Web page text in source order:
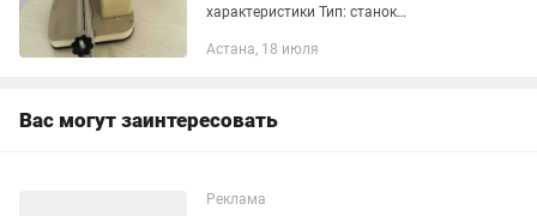
характеристики Тип: станок
110.0 листов Материал: металл
Астана, 18 июля
Вас могут заинтересовать
Реклама